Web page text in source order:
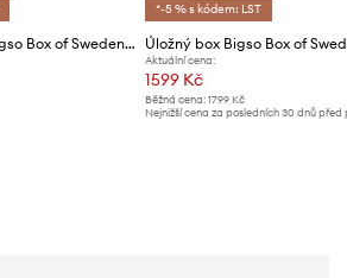
Stolní organizér Bigso Box of Sweden Birger 33 x 25,5 x 14,5 cm
*-5 % s kódem: LST
Aktuální cena:
1599 Kč
Běžná cena: 1799 Kč
Nejnižší cena za posledních 30 dnů před